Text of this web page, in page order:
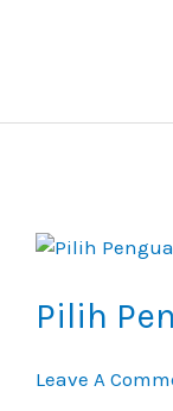
Pilih
Leave A
Pilih
Sinyal
3G
Terbaik